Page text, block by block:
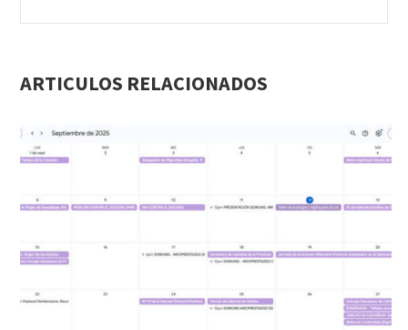
ARTICULOS RELACIONADOS